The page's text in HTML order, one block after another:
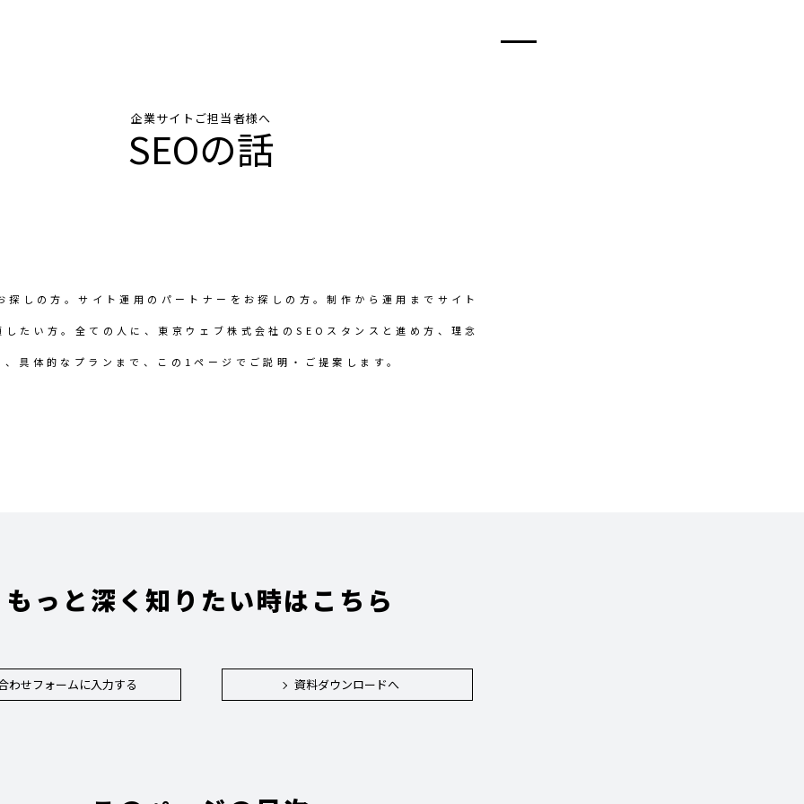
企業サイトご担当者様へ
SEOの話
探しの方。サイト運用のパートナーをお探しの方。制作から運用までサイト
したい方。全ての人に、東京ウェブ株式会社のSEOスタンスと進め方、理念
、具体的なプランまで、この1ページでご説明・ご提案します。
もっと深く知りたい時はこちら
わせフォームに入力する 資料ダウンロードへ